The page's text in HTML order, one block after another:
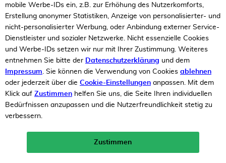
10%
Neukunden-Rabatt ab 49€!
mehr erfahren >
Unsere Auszeichnungen
mobile Werbe-IDs ein, z.B. zur Erhöhung des Nutzerkomforts,
Erstellung anonymer Statistiken, Anzeige von personalisierter- und
nicht-personalisierter Werbung, oder Anbindung externer Service-
Dienstleister und sozialer Netzwerke. Nicht essenzielle Cookies
und Werbe-IDs setzen wir nur mit Ihrer Zustimmung. Weiteres
entnehmen Sie bitte der Datenschutzerklärung und dem
Impressum. Sie können die Verwendung von Cookies ablehnen
oder jederzeit über die Cookie-Einstellungen anpassen. Mit dem
Klick auf Zustimmen helfen Sie uns, die Seite Ihren individuellen
Bedürfnissen anzupassen und die Nutzerfreundlichkeit stetig zu
verbessern.
Zustimmen